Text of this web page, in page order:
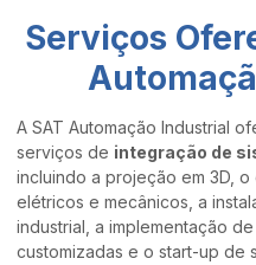
Serviços
A SAT Automação Industrial
serviços de integração de
incluindo a projeção em 3D,
elétricos e mecânicos, a
industrial, a implementação
customizadas e o start-up de